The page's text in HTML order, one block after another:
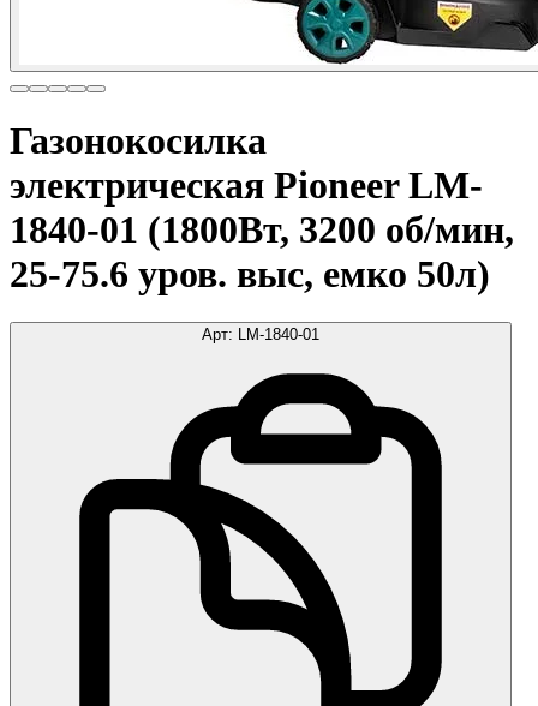
Газонокосилка
электрическая Pioneer LM-
1840-01 (1800Вт, 3200 об/мин,
25-75.6 уров. выс, емко 50л)
Арт: LM-1840-01